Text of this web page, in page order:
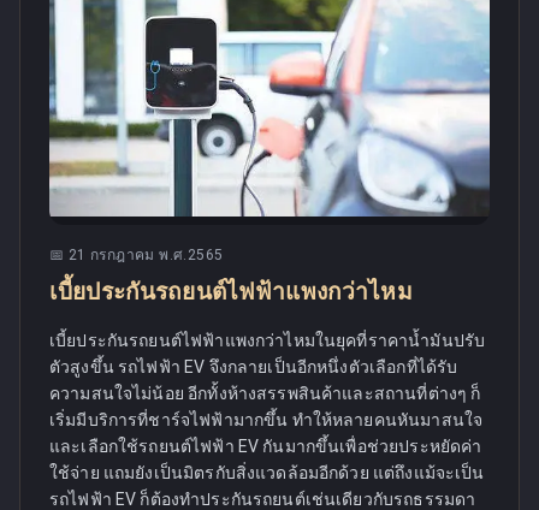
📅 21 กรกฎาคม พ.ศ.2565
เบี้ยประกันรถยนต์ไฟฟ้าแพงกว่าไหม
เบี้ยประกันรถยนต์ไฟฟ้าแพงกว่าไหมในยุคที่ราคาน้ำมันปรับ
ตัวสูงขึ้น รถไฟฟ้า EV จึงกลายเป็นอีกหนึ่งตัวเลือกที่ได้รับ
ความสนใจไม่น้อย อีกทั้งห้างสรรพสินค้าและสถานที่ต่างๆ ก็
เริ่มมีบริการที่ชาร์จไฟฟ้ามากขึ้น ทำให้หลายคนหันมาสนใจ
และเลือกใช้รถยนต์ไฟฟ้า EV กันมากขึ้นเพื่อช่วยประหยัดค่า
ใช้จ่าย แถมยังเป็นมิตรกับสิ่งแวดล้อมอีกด้วย แต่ถึงแม้จะเป็น
รถไฟฟ้า EV ก็ต้องทำประกันรถยนต์เช่นเดียวกับรถธรรมดา